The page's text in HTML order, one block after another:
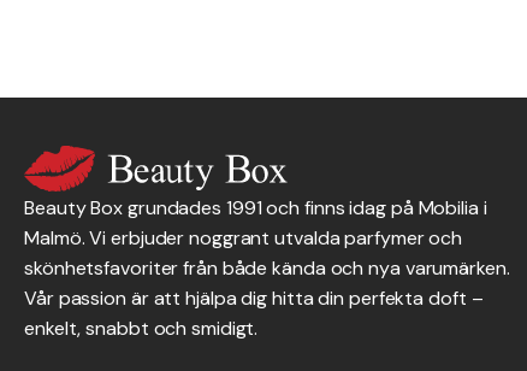
Beauty Box grundades 1991 och finns idag på Mobilia i
Malmö. Vi erbjuder noggrant utvalda parfymer och
skönhetsfavoriter från både kända och nya varumärken.
Vår passion är att hjälpa dig hitta din perfekta doft –
enkelt, snabbt och smidigt.